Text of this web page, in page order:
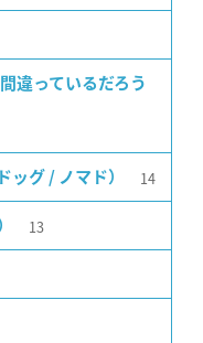
違っているだろう
ッグ / ノマド） 14
13